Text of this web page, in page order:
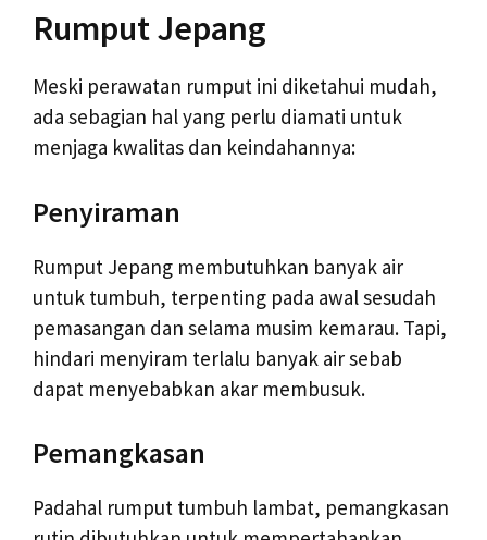
Rumput Jepang
Meski perawatan rumput ini diketahui mudah,
ada sebagian hal yang perlu diamati untuk
menjaga kwalitas dan keindahannya:
Penyiraman
Rumput Jepang membutuhkan banyak air
untuk tumbuh, terpenting pada awal sesudah
pemasangan dan selama musim kemarau. Tapi,
hindari menyiram terlalu banyak air sebab
dapat menyebabkan akar membusuk.
Pemangkasan
Padahal rumput tumbuh lambat, pemangkasan